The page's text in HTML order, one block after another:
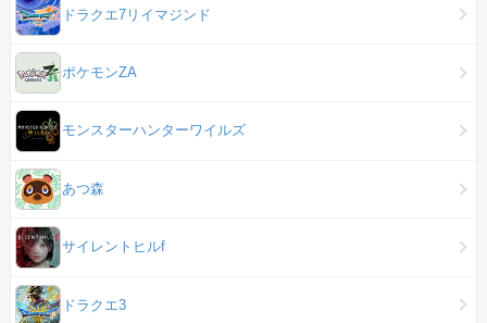
ドラクエ7リイマジンド
ポケモンZA
モンスターハンターワイルズ
あつ森
サイレントヒルf
ドラクエ3